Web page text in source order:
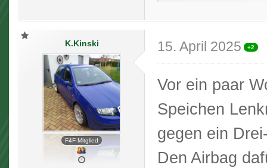
K.Kinski
F4F-Mitglied
15. April 2025 +2
Vor ein paar
Speichen
gegen ein
Den Airbag